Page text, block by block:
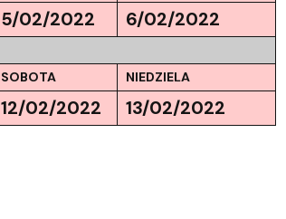
5/02/2022 6/02/2022
SOBOTA NIEDZIELA
12/02/2022 13/02/2022